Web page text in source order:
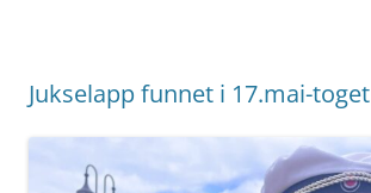
Jukselapp funnet i 17.mai-toget